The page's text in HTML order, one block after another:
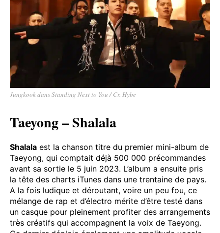
Jungkook dans Standing Next to You / Cr. Hybe
Taeyong – Shalala
Shalala est la chanson titre du premier mini-album de
Taeyong, qui comptait déjà 500 000 précommandes
avant sa sortie le 5 juin 2023. L’album a ensuite pris
la tête des charts iTunes dans une trentaine de pays.
A la fois ludique et déroutant, voire un peu fou, ce
mélange de rap et d’électro mérite d’être testé dans
un casque pour pleinement profiter des arrangements
très créatifs qui accompagnent la voix de Taeyong.